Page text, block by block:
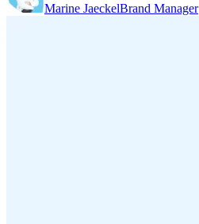
Marine JaeckelBrand Manager